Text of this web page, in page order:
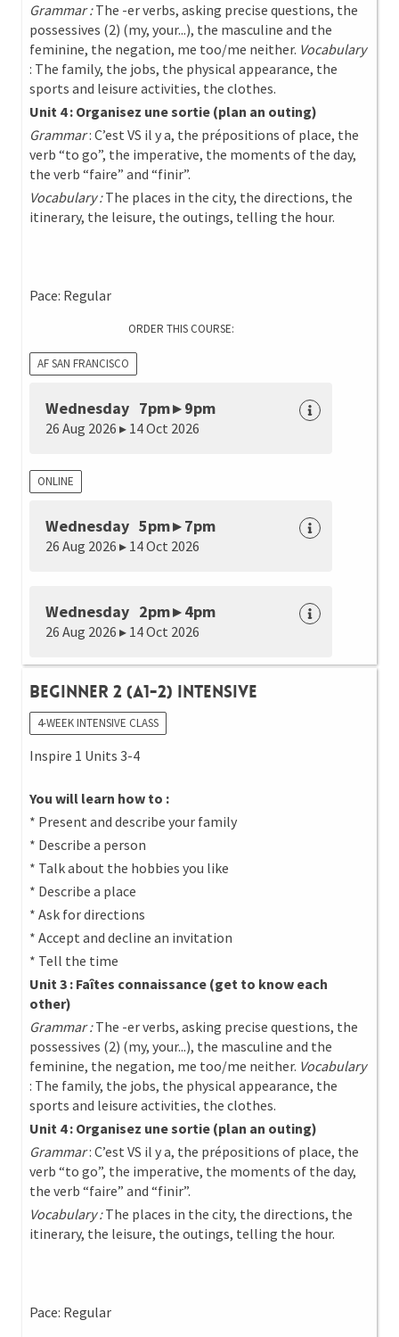
Grammar :The -er verbs, asking precise questions, the
possessives (2) (my, your...), the masculine and the
feminine, the negation, me too/me neither. Vocabulary
: The family, the jobs, the physical appearance, the
sports and leisure activities, the clothes.
Unit 4 : Organisez une sortie (plan an outing)
Grammar: C’est VS il y a, the prépositions of place, the
verb “to go”, the imperative, the moments of the day,
the verb “faire” and “finir”.
Vocabulary :The places in the city, the directions, the
itinerary, the leisure, the outings, telling the hour.
Pace: Regular
ORDER THIS COURSE:
AF SAN FRANCISCO
Wednesday 7pm ▸ 9pm
26 Aug 2026 ▸ 14 Oct 2026
ONLINE
Wednesday 5pm ▸ 7pm
26 Aug 2026 ▸ 14 Oct 2026
Wednesday 2pm ▸ 4pm
26 Aug 2026 ▸ 14 Oct 2026
Beginner 2 (A1-2) Intensive
4-WEEK INTENSIVE CLASS
Inspire 1 Units 3-4
You will learn how to :
* Present and describe your family
* Describe a person
* Talk about the hobbies you like
* Describe a place
* Ask for directions
* Accept and decline an invitation
* Tell the time
Unit 3 : Faîtes connaissance (get to know each
other)
Grammar :The -er verbs, asking precise questions, the
possessives (2) (my, your...), the masculine and the
feminine, the negation, me too/me neither. Vocabulary
: The family, the jobs, the physical appearance, the
sports and leisure activities, the clothes.
Unit 4 : Organisez une sortie (plan an outing)
Grammar: C’est VS il y a, the prépositions of place, the
verb “to go”, the imperative, the moments of the day,
the verb “faire” and “finir”.
Vocabulary :The places in the city, the directions, the
itinerary, the leisure, the outings, telling the hour.
Pace: Regular